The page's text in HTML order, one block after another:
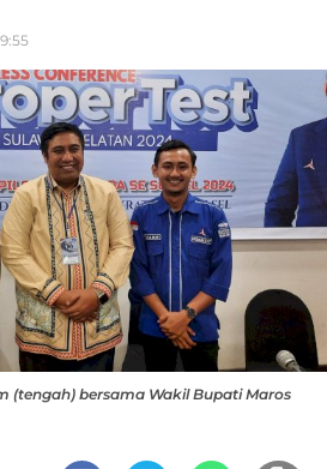
(tengah) bersama Wakil Bupati Maros